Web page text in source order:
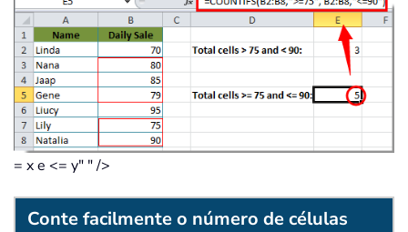
= x e <= y" " />
Conte facilmente o número de células